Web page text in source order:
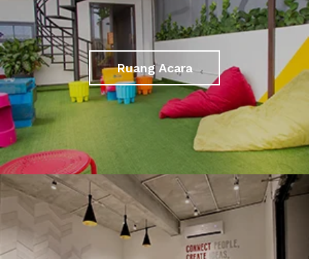
Ruang Acara